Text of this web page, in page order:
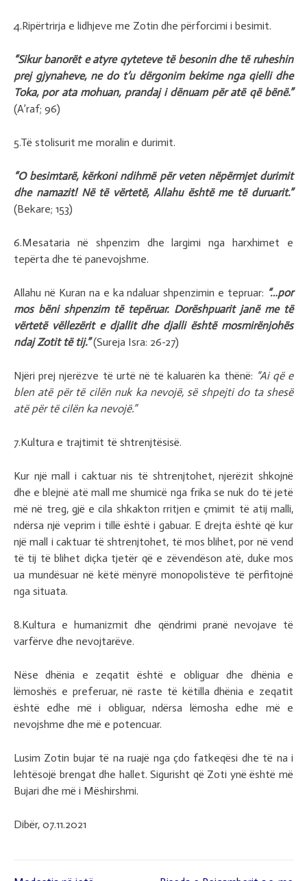
4.Ripërtrirja e lidhjeve me Zotin dhe përforcimi i besimit.
“Sikur banorët e atyre qyteteve të besonin dhe të ruheshin
prej gjynaheve, ne do t’u dërgonim bekime nga qielli dhe
Toka, por ata mohuan, prandaj i dënuam për atë që bënë.”
(A’raf; 96)
5.Të stolisurit me moralin e durimit.
“O besimtarë, kërkoni ndihmë për veten nëpërmjet durimit
dhe namazit! Në të vërtetë, Allahu është me të duruarit.”
(Bekare; 153)
6.Mesataria në shpenzim dhe largimi nga harxhimet e
tepërta dhe të panevojshme.
Allahu në Kuran na e ka ndaluar shpenzimin e tepruar: “…por
mos bëni shpenzim të tepëruar. Dorëshpuarit janë me të
vërtetë vëllezërit e djallit dhe djalli është mosmirënjohës
ndaj Zotit të tij.”(Sureja Isra: 26-27)
Njëri prej njerëzve të urtë në të kaluarën ka thënë: “Ai që e
blen atë për të cilën nuk ka nevojë, së shpejti do ta shesë
atë për të cilën ka nevojë.”
7.Kultura e trajtimit të shtrenjtësisë.
Kur një mall i caktuar nis të shtrenjtohet, njerëzit shkojnë
dhe e blejnë atë mall me shumicë nga frika se nuk do të jetë
më në treg, gjë e cila shkakton rritjen e çmimit të atij malli,
ndërsa një veprim i tillë është i gabuar. E drejta është që kur
një mall i caktuar të shtrenjtohet, të mos blihet, por në vend
të tij të blihet diçka tjetër që e zëvendëson atë, duke mos
ua mundësuar në këtë mënyrë monopolistëve të përfitojnë
nga situata.
8.Kultura e humanizmit dhe qëndrimi pranë nevojave të
varfërve dhe nevojtarëve.
Nëse dhënia e zeqatit është e obliguar dhe dhënia e
lëmoshës e preferuar, në raste të këtilla dhënia e zeqatit
është edhe më i obliguar, ndërsa lëmosha edhe më e
nevojshme dhe më e potencuar.
Lusim Zotin bujar të na ruajë nga çdo fatkeqësi dhe të na i
lehtësojë brengat dhe hallet. Sigurisht që Zoti ynë është më
Bujari dhe më i Mëshirshmi.
Dibër, 07.11.2021